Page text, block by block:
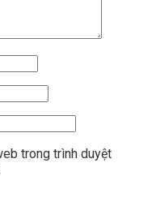
trong trình duyệt